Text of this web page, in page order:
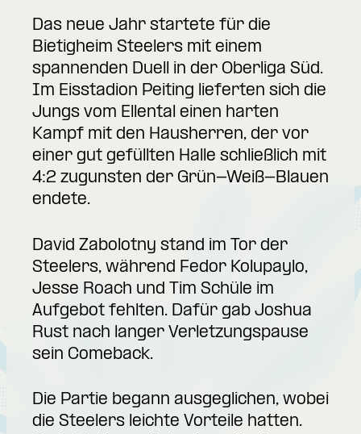
Das neue Jahr startete für die
Bietigheim Steelers mit einem
spannenden Duell in der Oberliga Süd.
Im Eisstadion Peiting lieferten sich die
Jungs vom Ellental einen harten
Kampf mit den Hausherren, der vor
einer gut gefüllten Halle schließlich mit
4:2 zugunsten der Grün-Weiß-Blauen
endete.
David Zabolotny stand im Tor der
Steelers, während Fedor Kolupaylo,
Jesse Roach und Tim Schüle im
Aufgebot fehlten. Dafür gab Joshua
Rust nach langer Verletzungspause
sein Comeback.
Die Partie begann ausgeglichen, wobei
die Steelers leichte Vorteile hatten.